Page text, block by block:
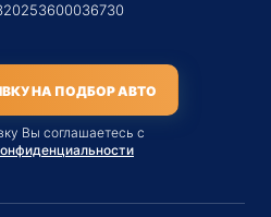
НА ПОДБОР АВТО
Вы соглашаетесь с